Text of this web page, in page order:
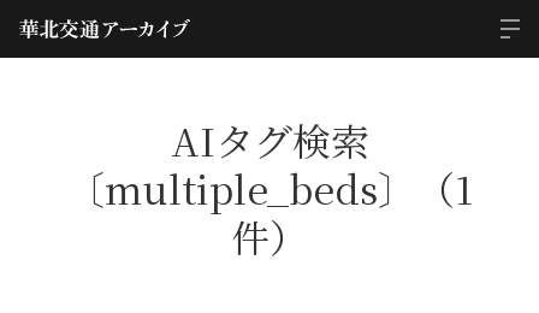
AIタグ検索
〔multiple_beds〕（1
件）